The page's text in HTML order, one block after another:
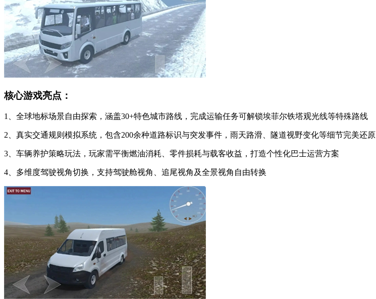
核心游戏亮点：
1、全球地标场景自由探索，涵盖30+特色城市路线，完成运输任务可解锁埃菲尔铁塔观光线等特殊路线
2、真实交通规则模拟系统，包含200余种道路标识与突发事件，雨天路滑、隧道视野变化等细节完美还原
3、车辆养护策略玩法，玩家需平衡燃油消耗、零件损耗与载客收益，打造个性化巴士运营方案
4、多维度驾驶视角切换，支持驾驶舱视角、追尾视角及全景视角自由转换